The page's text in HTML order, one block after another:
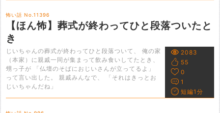
怖い話 No.11396
【ほん怖】葬式が終わってひと段落ついたと
き
じいちゃんの葬式が終わってひと段落ついて、 俺の家
（本家）に親戚一同が集まって飲み食いしてたとき、
甥っ子が 「仏壇のそばにおじいさんが立ってるよ」
って言い出した。 親戚みんなで、 「それはきっとお
じいちゃんだね」
2083
55
0
1
短編1分